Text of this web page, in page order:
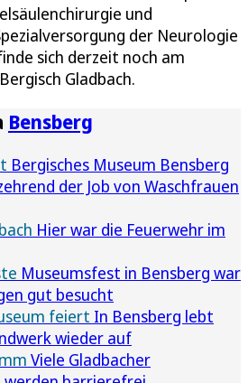
und
der Neurologie
sich derzeit noch am
Gladbach.
Bensberg
Bergisches Museum Bensberg
der Job von Waschfrauen
Hier war die Feuerwehr im
Museumsfest in Bensberg war
gut besucht
feiert In Bensberg lebt
wieder auf
Viele Gladbacher